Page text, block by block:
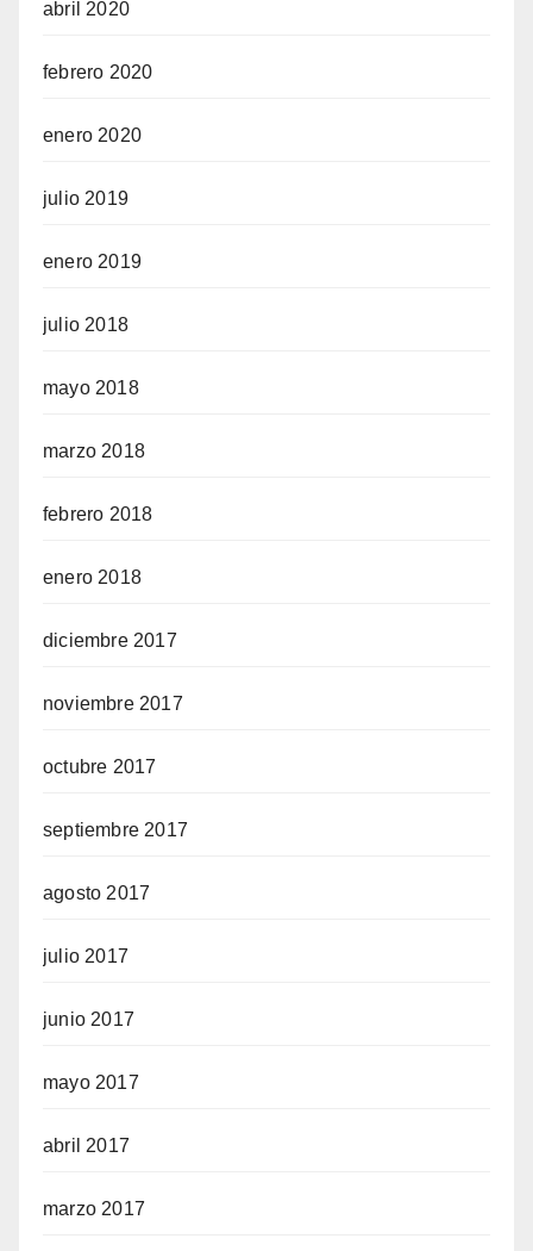
abril 2020
febrero 2020
enero 2020
julio 2019
enero 2019
julio 2018
mayo 2018
marzo 2018
febrero 2018
enero 2018
diciembre 2017
noviembre 2017
octubre 2017
septiembre 2017
agosto 2017
julio 2017
junio 2017
mayo 2017
abril 2017
marzo 2017